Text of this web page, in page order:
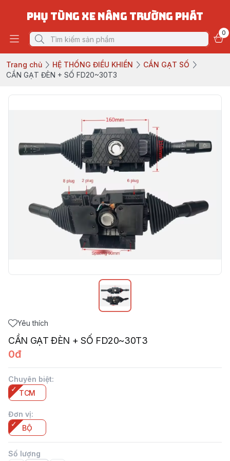
PHỤ TÙNG XE NÂNG TRƯỜNG PHÁT
0
Trang chủ HỆ THỐNG ĐIỀU KHIỂN
CẦN GẠT SỐ
CẦN GẠT ĐÈN + SỐ FD20~30T3
Yêu thích
CẦN GẠT ĐÈN + SỐ FD20~30T3
0đ
Chuyên biệt:
TCM
Đơn vị:
BỘ
Số lượng